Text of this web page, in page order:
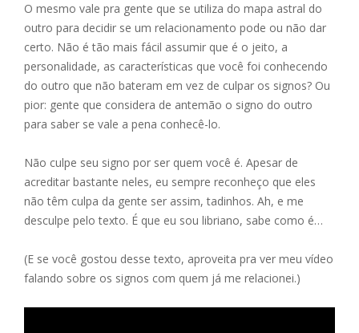
O mesmo vale pra gente que se utiliza do mapa astral do
outro para decidir se um relacionamento pode ou não dar
certo. Não é tão mais fácil assumir que é o jeito, a
personalidade, as características que você foi conhecendo
do outro que não bateram em vez de culpar os signos? Ou
pior: gente que considera de antemão o signo do outro
para saber se vale a pena conhecê-lo.
Não culpe seu signo por ser quem você é. Apesar de
acreditar bastante neles, eu sempre reconheço que eles
não têm culpa da gente ser assim, tadinhos. Ah, e me
desculpe pelo texto. É que eu sou libriano, sabe como é…
(E se você gostou desse texto, aproveita pra ver meu vídeo
falando sobre os signos com quem já me relacionei.)